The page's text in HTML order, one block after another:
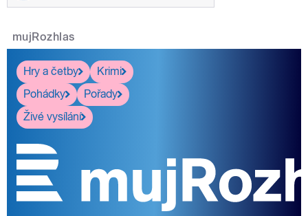
mujRozhlas
Hry a četby
Krimi
Pohádky
Pořady
Živé vysílání